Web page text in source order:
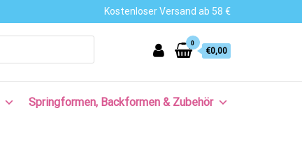
Kostenloser Versand ab 58 €
0
€0,00
Springformen, Backformen & Zubehör